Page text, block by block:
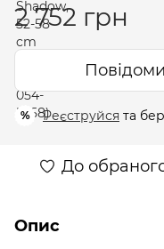
2 752 грн
% Реєструйся та
До
Опис